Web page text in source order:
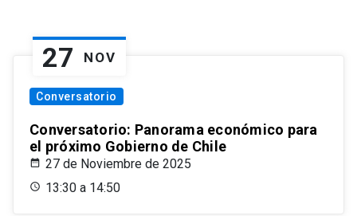
27 NOV
Conversatorio
Conversatorio: Panorama económico para
el próximo Gobierno de Chile
27 de Noviembre de 2025
13:30 a 14:50